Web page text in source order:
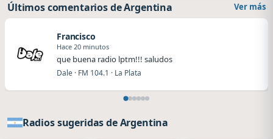
Últimos comentarios de Argentina Ver más
Francisco
Hace 20 minutos
que buena radio lptm!!! saludos
Dale · FM 104.1 · La Plata
Radios sugeridas de Argentina